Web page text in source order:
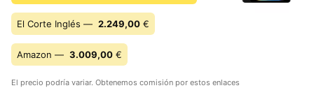
El Corte Inglés — 2.249,00 €
Amazon — 3.009,00 €
El precio podría variar. Obtenemos comisión por estos enlaces